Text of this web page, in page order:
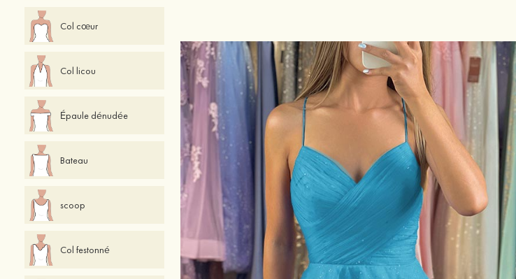
Col cœur
Col licou
Épaule dénudée
Bateau
scoop
Col festonné